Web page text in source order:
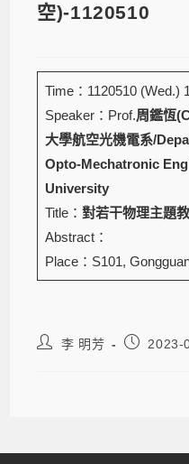
空)-1120510
Time：1120510 (Wed.)
Speaker：Prof.周鑑恆
大學航空光機電系/
Opto-Mechatronic
University
Title： 對若干物理主題
Abstract：
Place：S101,
李 明芳 2023-